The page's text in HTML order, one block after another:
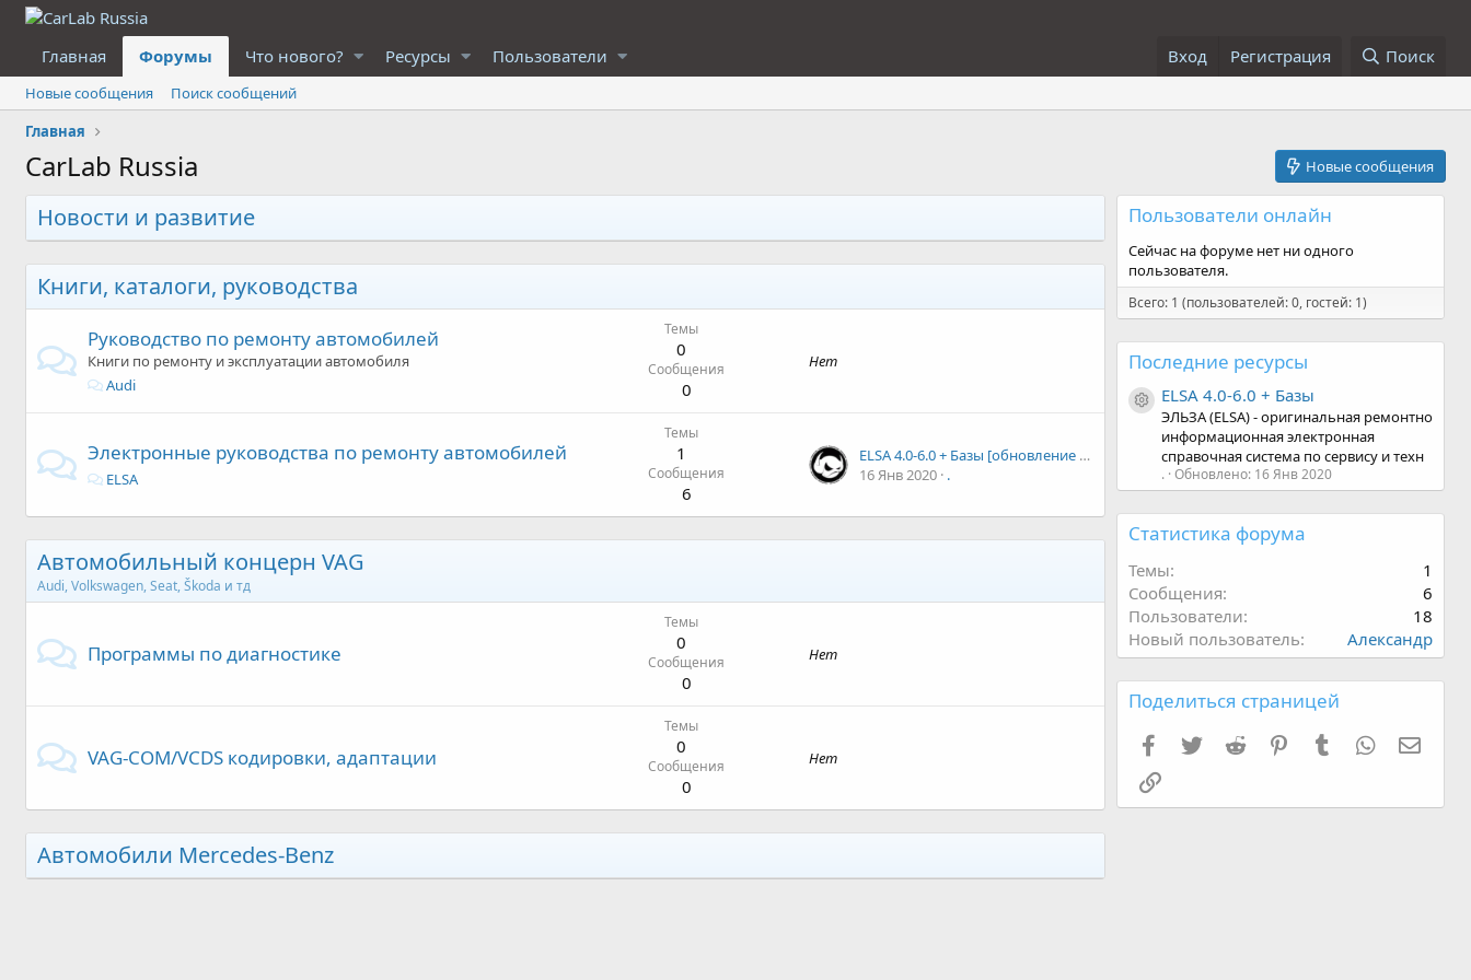
Главная Форумы Что нового? Ресурсы Пользователи Вход Регистрация Поиск
Новые сообщения
Поиск сообщений
Главная
CarLab Russia Новые сообщения
Новости и развитие
Книги, каталоги, руководства
Руководство по ремонту автомобилей
Книги по ремонту и эксплуатации автомобиля
Audi
Темы
0
Сообщения
0
Нет
Электронные руководства по ремонту автомобилей
ELSA
Темы
1
Сообщения
6
ELSA 4.0-6.0 + Базы [обновление программы от 03.2017]
16 Янв 2020 .
Автомобильный концерн VAG
Audi, Volkswagen, Seat, Škoda и тд
Программы по диагностике
Темы
0
Сообщения
0
Нет
VAG-COM/VCDS кодировки, адаптации
Темы
0
Сообщения
0
Нет
Автомобили Mercedes-Benz
Пользователи онлайн
Сейчас на форуме нет ни одного
пользователя.
Всего: 1 (пользователей: 0, гостей: 1)
Последние ресурсы
Иконка ресурса
ELSA 4.0-6.0 + Базы
ЭЛЬЗА (ELSA) - оригинальная ремонтно
информационная электронная
справочная система по сервису и техн
. Обновлено: 16 Янв 2020
Статистика форума
Темы
1
Сообщения
6
Пользователи
18
Новый пользователь
Александр
Поделиться страницей
Facebook
TwitterReddit PinterestTumblr WhatsApp
Ссылка